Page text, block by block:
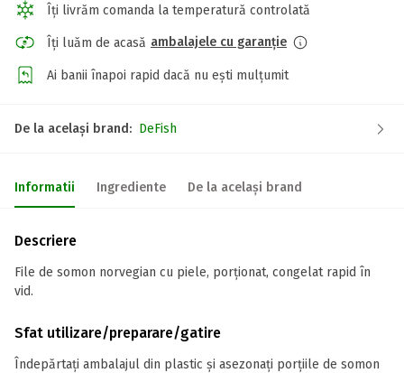
Îți livrăm comanda la temperatură controlată
Îți luăm de acasă ambalajele cu garanție
Ai banii înapoi rapid dacă nu ești mulțumit
De la același brand: DeFish
Informatii Ingrediente De la același brand
Descriere
File de somon norvegian cu piele, porționat, congelat rapid în
vid.
Sfat utilizare/preparare/gatire
Îndepărtați ambalajul din plastic și asezonați porțiile de somon